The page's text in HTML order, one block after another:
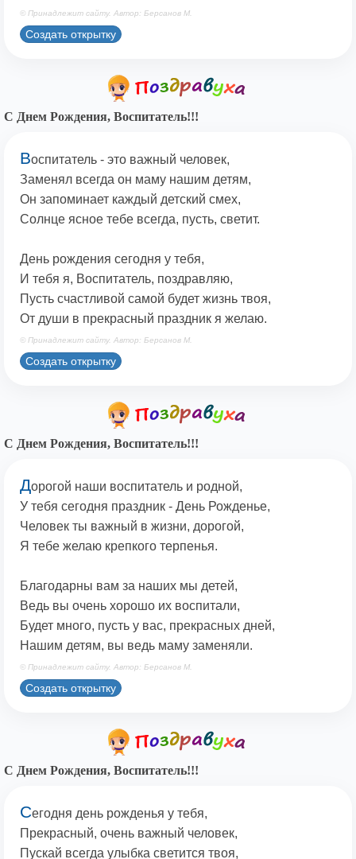
© Принадлежит сайту. Автор: Берсанов М.
Создать открытку
С Днем Рождения, Воспитатель!!!
Воспитатель - это важный человек,
Заменял всегда он маму нашим детям,
Он запоминает каждый детский смех,
Солнце ясное тебе всегда, пусть, светит.
День рождения сегодня у тебя,
И тебя я, Воспитатель, поздравляю,
Пусть счастливой самой будет жизнь твоя,
От души в прекрасный праздник я желаю.
© Принадлежит сайту. Автор: Берсанов М.
Создать открытку
С Днем Рождения, Воспитатель!!!
Дорогой наши воспитатель и родной,
У тебя сегодня праздник - День Рожденье,
Человек ты важный в жизни, дорогой,
Я тебе желаю крепкого терпенья.
Благодарны вам за наших мы детей,
Ведь вы очень хорошо их воспитали,
Будет много, пусть у вас, прекрасных дней,
Нашим детям, вы ведь маму заменяли.
© Принадлежит сайту. Автор: Берсанов М.
Создать открытку
С Днем Рождения, Воспитатель!!!
Сегодня день рожденья у тебя,
Прекрасный, очень важный человек,
Пускай всегда улыбка светится твоя,